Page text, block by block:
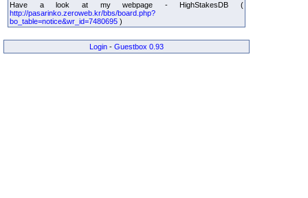
Have a look at my webpage - HighStakesDB (
http://pasarinko.zeroweb.kr/bbs/board.php?
bo_table=notice&wr_id=7480695 )
Login - Guestbox 0.93